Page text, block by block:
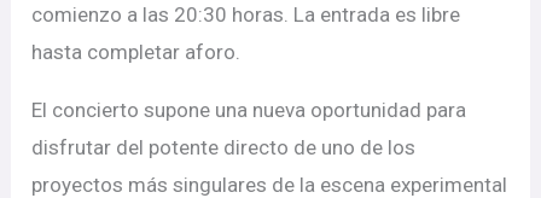
comienzo a las 20:30 horas. La entrada es libre
hasta completar aforo.
El concierto supone una nueva oportunidad para
disfrutar del potente directo de uno de los
proyectos más singulares de la escena experimental